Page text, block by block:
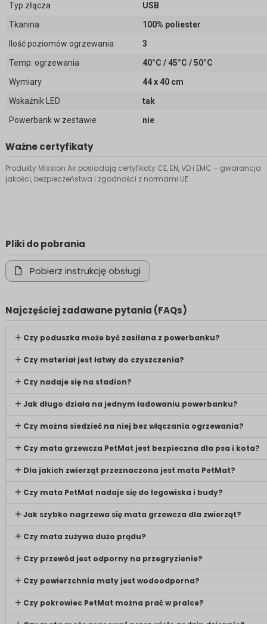
Typ złącza
USB
Tkanina
100% poliester
Ilość poziomów ogrzewania
3
Temp. ogrzewania
40°C / 45°C / 50°C
Wymiary
44 x 40 cm
Wskaźnik LED
tak
Powerbank w zestawie
nie
Ważne certyfikaty
Produkty Mission Air posiadają certyfikaty CE, EN, VD i EMC – gwarancja
jakości, bezpieczeństwa i zgodności z normami UE.
Pliki do pobrania
Pobierz instrukcję obsługi
Najczęściej zadawane pytania (FAQs)
Czy poduszka może być zasilana z powerbanku?
Czy materiał jest łatwy do czyszczenia?
Czy nadaje się na stadion?
Jak długo działa na jednym ładowaniu powerbanku?
Czy można siedzieć na niej bez włączania ogrzewania?
Czy mata grzewcza PetMat jest bezpieczna dla psa i kota?
Dla jakich zwierząt przeznaczona jest mata PetMat?
Czy mata PetMat nadaje się do legowiska i budy?
Jak szybko nagrzewa się mata grzewcza dla zwierząt?
Czy mata zużywa dużo prądu?
Czy przewód jest odporny na przegryzienie?
Czy powierzchnia maty jest wodoodporna?
Czy pokrowiec PetMat można prać w pralce?